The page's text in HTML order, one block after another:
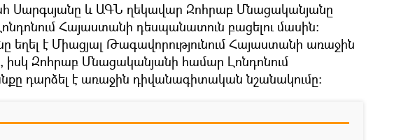
և ԱԳՆ ղեկավար Զոհրաբ Մնացականյանը
Հայաստանի դեսպանատուն բացելու մասին։
եղել է Միացյալ Թագավորությունում Հայաստանի առաջին
իսկ Զոհրաբ Մնացականյանի համար Լոնդոնում
դարձել է առաջին դիվանագիտական նշանակումը։